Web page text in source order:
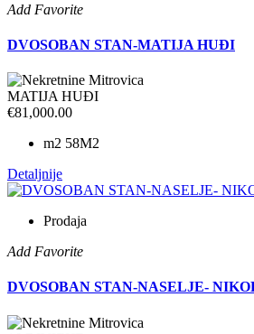
Add Favorite
DVOSOBAN STAN-MATIJA HUĐI
MATIJA HUĐI
€81,000.00
m2 58M2
Detaljnije
Prodaja
Add Favorite
DVOSOBAN STAN-NASELJE-